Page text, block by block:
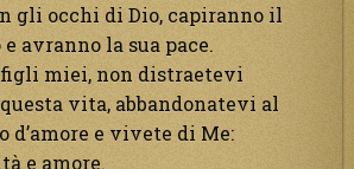
gli occhi di Dio, capiranno il
avranno la sua pace.
miei, non distraetevi
vita, abbandonatevi al
d’amore e vivete di Me:
e amore.